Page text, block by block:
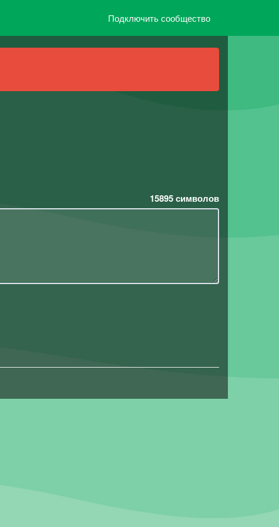
Подключить сообщество
15895символов